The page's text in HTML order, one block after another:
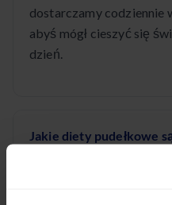
dostarczamy codziennie
abyś mógł cieszyć się
dzień.
Jakie diety pudełkowe